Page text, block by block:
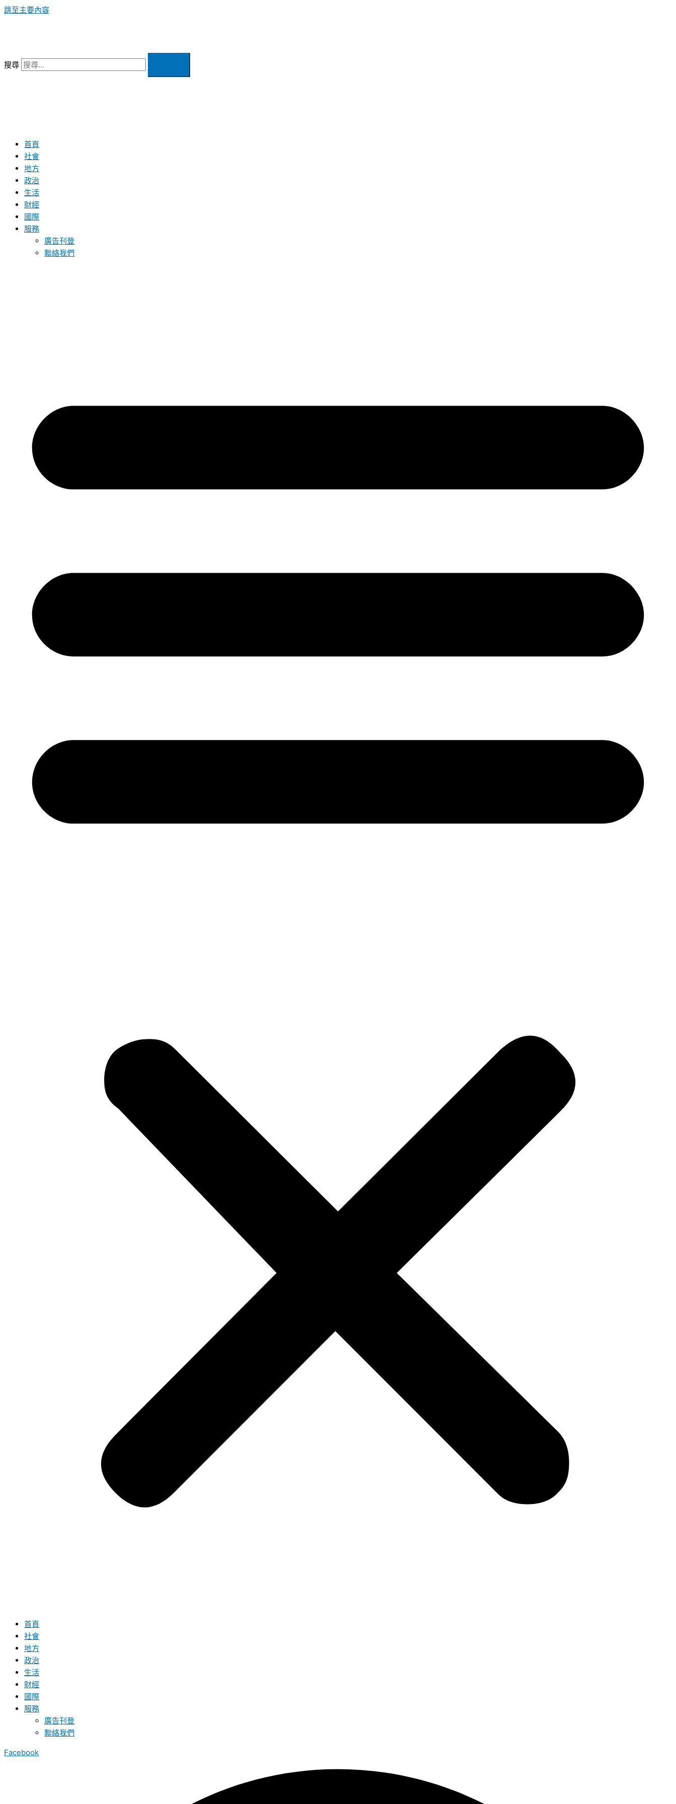
跳至主要內容
搜尋
首頁
社會
地方
政治
生活
財經
國際
服務
廣告刊登
聯絡我們
首頁
社會
地方
政治
生活
財經
國際
服務
廣告刊登
聯絡我們
Facebook